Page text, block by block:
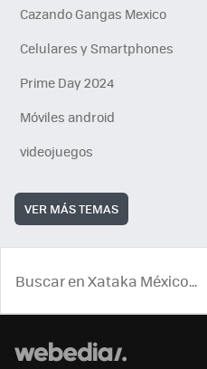
Cazando Gangas Mexico
Celulares y Smartphones
Prime Day 2024
Móviles android
videojuegos
VER MÁS TEMAS